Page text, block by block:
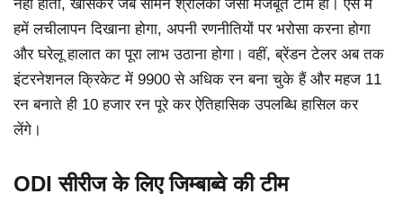
नहीं होता, खासकर जब सामने श्रीलंका जैसी मजबूत टीम हो। ऐसे में
हमें लचीलापन दिखाना होगा, अपनी रणनीतियों पर भरोसा करना होगा
और घरेलू हालात का पूरा लाभ उठाना होगा। वहीं, ब्रेंडन टेलर अब तक
इंटरनेशनल क्रिकेट में 9900 से अधिक रन बना चुके हैं और महज 11
रन बनाते ही 10 हजार रन पूरे कर ऐतिहासिक उपलब्धि हासिल कर
लेंगे।
ODI सीरीज के लिए जिम्बाब्वे की टीम